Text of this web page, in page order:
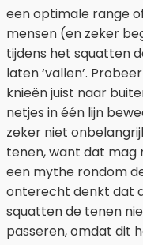
een optimale range
mensen (en zeker
tijdens het squatten
laten ‘vallen’.
knieën juist naar
netjes in één lijn
zeker niet
tenen, want dat mag
een mythe rondom
onterecht denkt dat
squatten de tenen
passeren, omdat dit